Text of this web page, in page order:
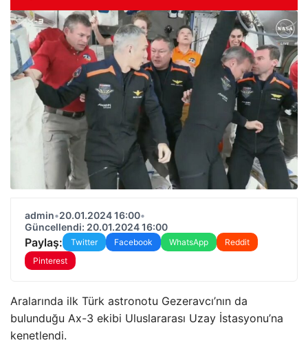
admin•20.01.2024 16:00•
Güncellendi: 20.01.2024 16:00
Paylaş: Twitter Facebook WhatsApp
Reddit
Pinterest
Aralarında ilk Türk astronotu Gezeravcı’nın da
bulunduğu Ax-3 ekibi Uluslararası Uzay İstasyonu’na
kenetlendi.